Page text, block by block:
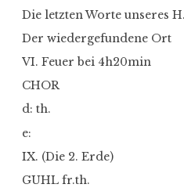
Die letzten Worte unseres
Der wiedergefundene Ort
VI. Feuer bei 4h20min
CHOR
d: th.
e:
IX. (Die 2. Erde)
GUHL fr.th.